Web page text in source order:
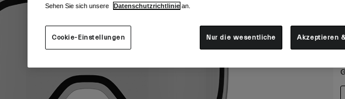
Sehen Sie sich unsere
Datenschutzrichtlinie an.
Cookie-Einstellungen Nur die wesentliche Akzeptieren